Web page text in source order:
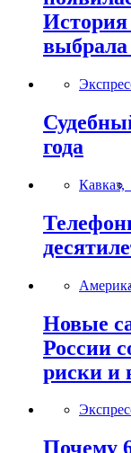
История
выбрала
года
Кавказ,
Новые
России
риски и
Почему